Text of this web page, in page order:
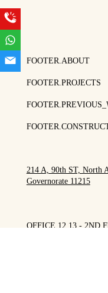
FOOTER.ABOUT
FOOTER.PROJECTS
214 A, 90th ST, North
Governorate 11215
OFFICE 12,13 - 2ND